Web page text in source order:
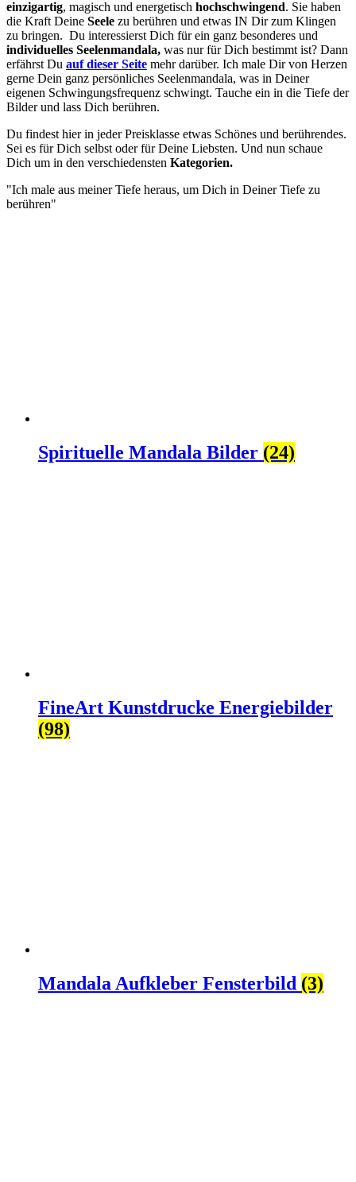
einzigartig, magisch und energetisch hochschwingend. Sie haben
die Kraft Deine Seele zu berühren und etwas IN Dir zum Klingen
zu bringen. Du interessierst Dich für ein ganz besonderes und
individuelles Seelenmandala, was nur für Dich bestimmt ist? Dann
erfährst Du auf dieser Seite mehr darüber. Ich male Dir von Herzen
gerne Dein ganz persönliches Seelenmandala, was in Deiner
eigenen Schwingungsfrequenz schwingt. Tauche ein in die Tiefe der
Bilder und lass Dich berühren.
Du findest hier in jeder Preisklasse etwas Schönes und berührendes.
Sei es für Dich selbst oder für Deine Liebsten. Und nun schaue
Dich um in den verschiedensten Kategorien.
"Ich male aus meiner Tiefe heraus, um Dich in Deiner Tiefe zu
berühren"
Spirituelle Mandala Bilder (24)
FineArt Kunstdrucke Energiebilder
(98)
Mandala Aufkleber Fensterbild (3)